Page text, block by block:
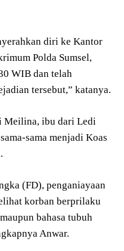
diri ke Kantor
Polda Sumsel,
WIB dan telah
tersebut,” katanya.
Meilina, ibu dari Ledi
sama menjadi Koas
(FD), penganiayaan
korban berprilaku
bahasa tubuh
Anwar.